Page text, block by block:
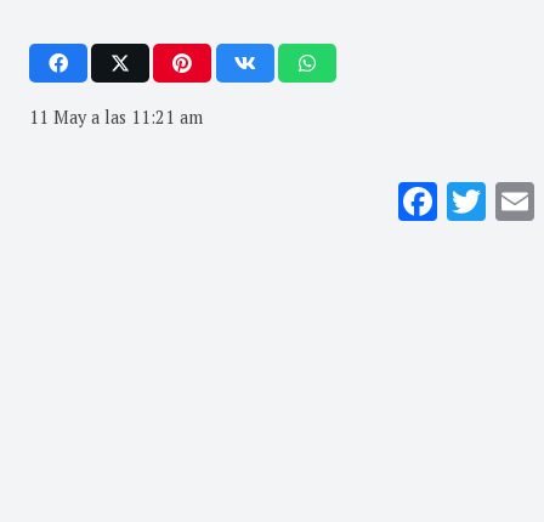
11 May a las 11:21 am
Facebook